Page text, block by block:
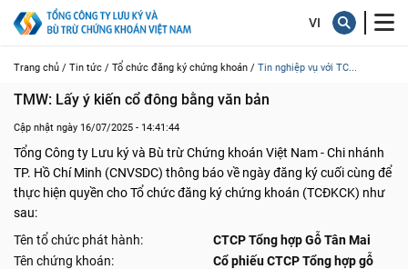
Trang chủ / Tin tức / Tổ chức đăng ký chứng khoán / Tin nghiệp vụ với TC...
TMW: Lấy ý kiến cổ đông bằng văn bản
Cập nhật ngày 16/07/2025 - 14:41:44
Tổng Công ty Lưu ký và Bù trừ Chứng khoán Việt Nam - Chi nhánh
TP. Hồ Chí Minh (CNVSDC) thông báo về ngày đăng ký cuối cùng để
thực hiện quyền cho Tổ chức đăng ký chứng khoán (TCĐKCK) như
sau:
Tên tổ chức phát hành:
CTCP Tổng hợp Gỗ Tân Mai
Tên chứng khoán:
Cổ phiếu CTCP Tổng hợp gỗ